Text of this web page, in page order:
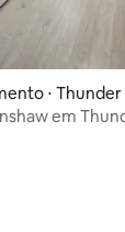
⋅ Thunder
em